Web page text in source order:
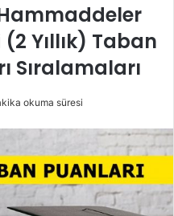
Yıllık) Taban
Sıralamaları
okuma süresi